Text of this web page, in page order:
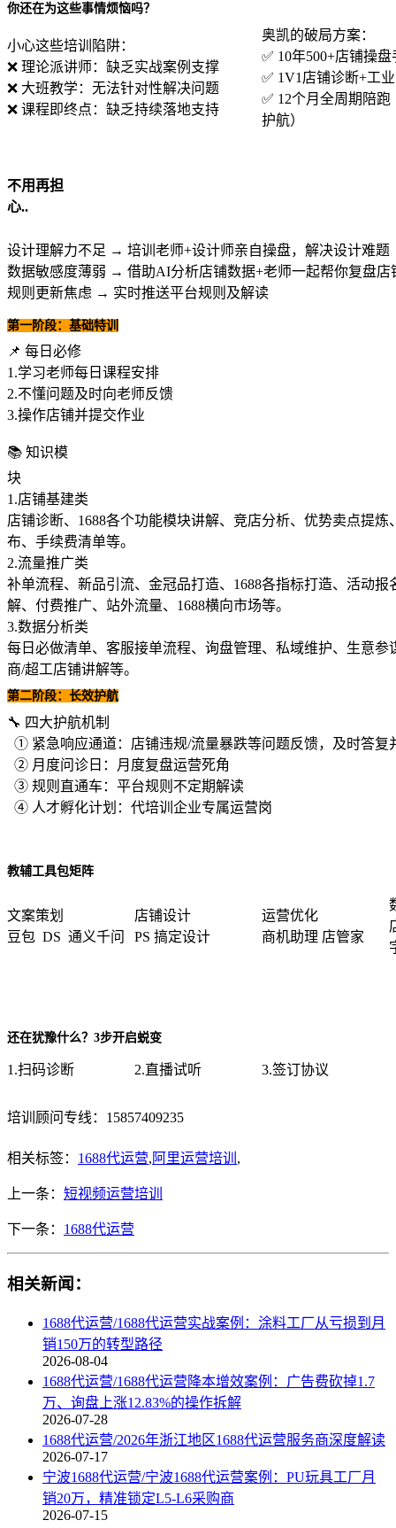
你还在为这些事情烦恼吗？
小心这些培训陷阱：
❌ 理论派讲师：缺乏实战案例支撑
❌ 大班教学：无法针对性解决问题
❌ 课程即终点：缺乏持续落地支持
奥凯的破局方案：
✅ 10年500+店铺操
✅ 1V1店铺诊断+工
✅ 12个月全周期陪
护航）
不用再担
心..
设计理解力不足 → 培训老师+设计师亲自操盘，解决设计难题
数据敏感度薄弱 → 借助AI分析店铺数据+老师一起帮你复盘店
规则更新焦虑 → 实时推送平台规则及解读
第一阶段：基础特训
📌 每日必修
1.学习老师每日课程安排
2.不懂问题及时向老师反馈
3.操作店铺并提交作业
📚 知识模
块
1.店铺基建类
店铺诊断、1688各个功能模块讲解、竞店分析、优势卖点提炼
布、手续费清单等。
2.流量推广类
补单流程、新品引流、金冠品打造、1688各指标打造、活动报
解、付费推广、站外流量、1688横向市场等。
3.数据分析类
每日必做清单、客服接单流程、询盘管理、私域维护、生意参
商/超工店铺讲解等。
第二阶段：长效护航
🔧 四大护航机制
① 紧急响应通道：店铺违规/流量暴跌等问题反馈，及时答复
② 月度问诊日：月度复盘运营死角
③ 规则直通车：平台规则不定期解读
④ 人才孵化计划：代培训企业专属运营岗
教辅工具包矩阵
文案策划
豆包 DS 通义千问
店铺设计
PS 搞定设计
运营优化
商机助理 店管家
还在犹豫什么？3步开启蜕变
1.扫码诊断 2.直播试听 3.签订协议
培训顾问专线：15857409235
相关标签： 1688代运营, 阿里运营培训 ,
上一条： 短视频运营培训
下一条： 1688代运营
相关新闻：
1688代运营/1688代运营实战案例：涂料工厂从亏损到月
销150万的转型路径
2026-08-04
1688代运营/1688代运营降本增效案例：广告费砍掉1.7
万、询盘上涨12.83%的操作拆解
2026-07-28
1688代运营/2026年浙江地区1688代运营服务商深度解读
2026-07-17
宁波1688代运营/宁波1688代运营案例：PU玩具工厂月
销20万，精准锁定L5-L6采购商
2026-07-15